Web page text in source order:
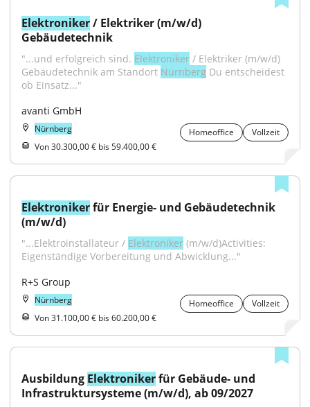
Elektroniker / Elektriker (m/w/d)
Gebäudetechnik
"...und erfolgreich sind. Elektroniker / Elektriker (m/w/d)
Gebäudetechnik am Standort Nürnberg Du entscheidest
ob Einsatz..."
avanti GmbH
Nürnberg Homeoffice
Vollzeit
Von 30.300,00 € bis 59.400,00 €
Elektroniker für Energie- und Gebäudetechnik
(m/w/d)
"...Elektroinstallateur / Elektroniker (m/w/d)Activities:
Eigenständige Vorbereitung und Abwicklung..."
R+S Group
Nürnberg Homeoffice
Vollzeit
Von 31.100,00 € bis 60.200,00 €
Ausbildung Elektroniker für Gebäude- und
Infrastruktursysteme (m/w/d), ab 09/2027